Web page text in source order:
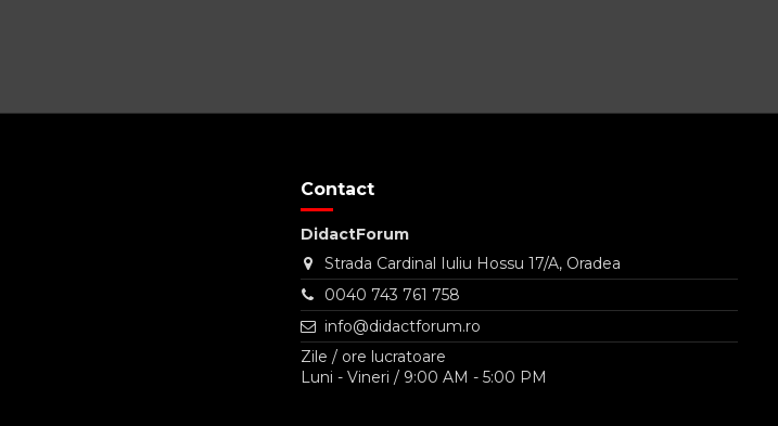
Contact
DidactForum
Strada Cardinal Iuliu Hossu 17/A, Oradea
0040 743 761 758
info@didactforum.ro
Zile / ore lucratoare
Luni - Vineri / 9:00 AM - 5:00 PM